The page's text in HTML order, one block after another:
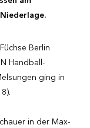
Berlin
Handball-
ging in
in der Max-